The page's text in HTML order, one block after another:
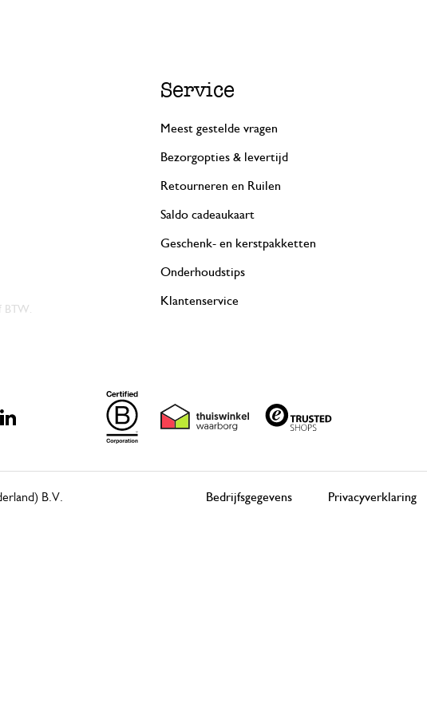
BTW.
Service
Meest gestelde vragen
Bezorgopties & levertijd
Retourneren en Ruilen
Saldo cadeaukaart
Geschenk- en kerstpakketten
Onderhoudstips
Klantenservice
Bedrijfsgegevens Privacyverklaring
B.V.